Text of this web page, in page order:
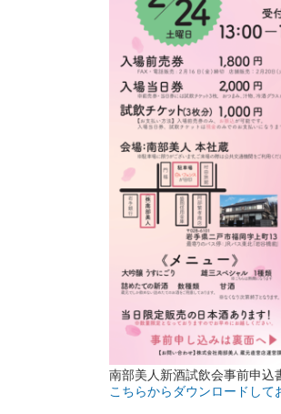
南部美人新酒試飲会事前申込
こちらからダウンロードして